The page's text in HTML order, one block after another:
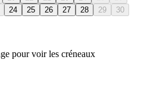
24 25 26 27 28 29
30
pour voir les créneaux